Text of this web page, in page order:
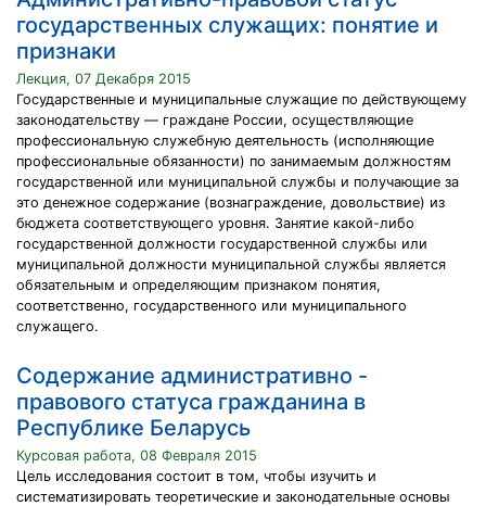
государственных служащих: понятие и
признаки
Лекция, 07 Декабря 2015
Государственные и муниципальные служащие по действующему
законодательству — граждане России, осуществляющие
профессиональную служебную деятельность (исполняющие
профессиональные обязанности) по занимаемым должностям
государственной или муниципальной службы и получающие за
это денежное содержание (вознаграждение, довольствие) из
бюджета соответствующего уровня. Занятие какой-либо
государственной должности государственной службы или
муниципальной должности муниципальной службы является
обязательным и определяющим признаком понятия,
соответственно, государственного или муниципального
служащего.
Содержание административно -
правового статуса гражданина в
Республике Беларусь
Курсовая работа, 08 Февраля 2015
Цель исследования состоит в том, чтобы изучить и
систематизировать теоретические и законодательные основы